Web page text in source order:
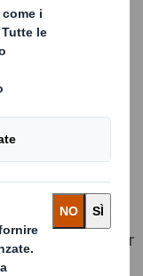
di DS Smith
la Fondazione
dei nostri
di
dei
testimoniamo il
di veder crescere
e collaborare per
un mondo in